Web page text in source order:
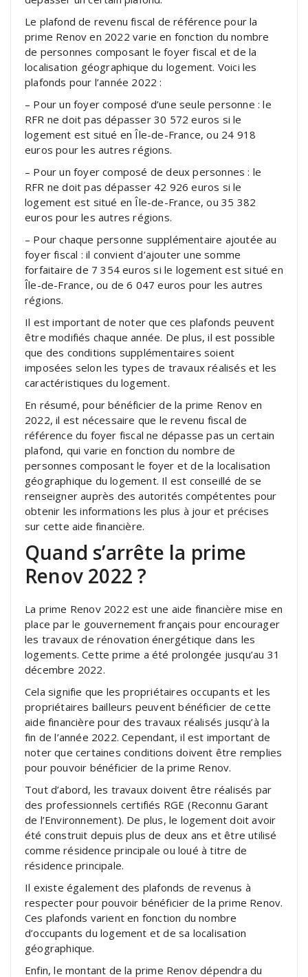
Le plafond de revenu fiscal de référence pour la
prime Renov en 2022 varie en fonction du nombre
de personnes composant le foyer fiscal et de la
localisation géographique du logement. Voici les
plafonds pour l’année 2022 :
– Pour un foyer composé d’une seule personne : le
RFR ne doit pas dépasser 30 572 euros si le
logement est situé en Île-de-France, ou 24 918
euros pour les autres régions.
– Pour un foyer composé de deux personnes : le
RFR ne doit pas dépasser 42 926 euros si le
logement est situé en Île-de-France, ou 35 382
euros pour les autres régions.
– Pour chaque personne supplémentaire ajoutée au
foyer fiscal : il convient d’ajouter une somme
forfaitaire de 7 354 euros si le logement est situé en
Île-de-France, ou de 6 047 euros pour les autres
régions.
Il est important de noter que ces plafonds peuvent
être modifiés chaque année. De plus, il est possible
que des conditions supplémentaires soient
imposées selon les types de travaux réalisés et les
caractéristiques du logement.
En résumé, pour bénéficier de la prime Renov en
2022, il est nécessaire que le revenu fiscal de
référence du foyer fiscal ne dépasse pas un certain
plafond, qui varie en fonction du nombre de
personnes composant le foyer et de la localisation
géographique du logement. Il est conseillé de se
renseigner auprès des autorités compétentes pour
obtenir les informations les plus à jour et précises
sur cette aide financière.
Quand s’arrête la prime
Renov 2022 ?
La prime Renov 2022 est une aide financière mise en
place par le gouvernement français pour encourager
les travaux de rénovation énergétique dans les
logements. Cette prime a été prolongée jusqu’au 31
décembre 2022.
Cela signifie que les propriétaires occupants et les
propriétaires bailleurs peuvent bénéficier de cette
aide financière pour des travaux réalisés jusqu’à la
fin de l’année 2022. Cependant, il est important de
noter que certaines conditions doivent être remplies
pour pouvoir bénéficier de la prime Renov.
Tout d’abord, les travaux doivent être réalisés par
des professionnels certifiés RGE (Reconnu Garant
de l’Environnement). De plus, le logement doit avoir
été construit depuis plus de deux ans et être utilisé
comme résidence principale ou loué à titre de
résidence principale.
Il existe également des plafonds de revenus à
respecter pour pouvoir bénéficier de la prime Renov.
Ces plafonds varient en fonction du nombre
d’occupants du logement et de sa localisation
géographique.
Enfin, le montant de la prime Renov dépendra du